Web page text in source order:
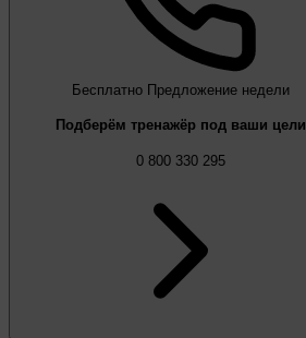
Бесплатно Предложение недели
Подберём тренажёр под ваши цели
0 800 330 295